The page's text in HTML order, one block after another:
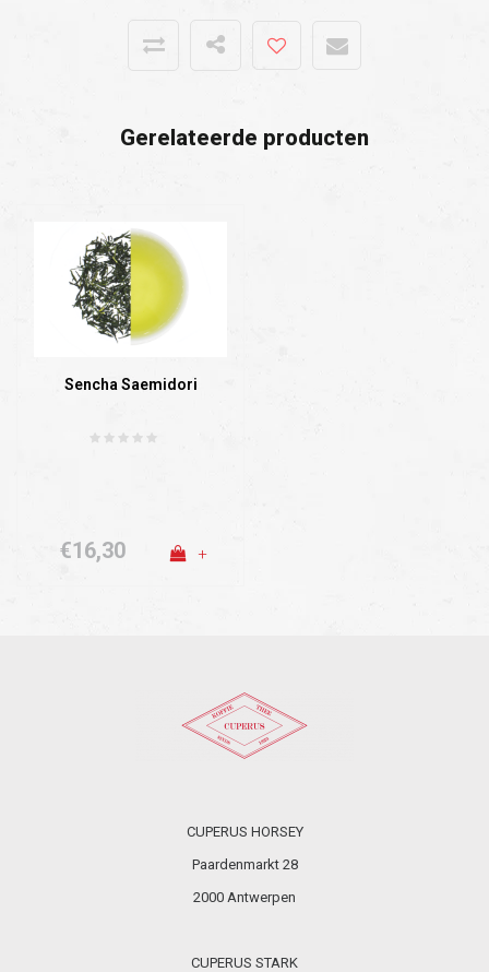
Gerelateerde producten
Sencha Saemidori
€16,30 +
CUPERUS HORSEY
Paardenmarkt 28
2000 Antwerpen
CUPERUS STARK